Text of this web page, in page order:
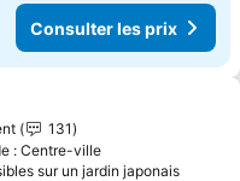
Consulter les prix
à mes favoris
131
: Centre-ville
sur un jardin japonais